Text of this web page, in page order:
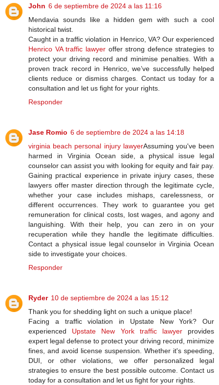
John 6 de septiembre de 2024 a las 11:16
Mendavia sounds like a hidden gem with such a cool
historical twist.
Caught in a traffic violation in Henrico, VA? Our experienced
Henrico VA traffic lawyeroffer strong defence strategies to
protect your driving record and minimise penalties. With a
proven track record in Henrico, we’ve successfully helped
clients reduce or dismiss charges. Contact us today for a
consultation and let us fight for your rights.
Responder
Jase Romio 6 de septiembre de 2024 a las 14:18
virginia beach personal injury lawyerAssuming you've been
harmed in Virginia Ocean side, a physical issue legal
counselor can assist you with looking for equity and fair pay.
Gaining practical experience in private injury cases, these
lawyers offer master direction through the legitimate cycle,
whether your case includes mishaps, carelessness, or
different occurrences. They work to guarantee you get
remuneration for clinical costs, lost wages, and agony and
languishing. With their help, you can zero in on your
recuperation while they handle the legitimate difficulties.
Contact a physical issue legal counselor in Virginia Ocean
side to investigate your choices.
Responder
Ryder 10 de septiembre de 2024 a las 15:12
Thank you for shedding light on such a unique place!
Facing a traffic violation in Upstate New York? Our
experienced Upstate New York traffic lawyerprovides
expert legal defense to protect your driving record, minimize
fines, and avoid license suspension. Whether it's speeding,
DUI, or other violations, we offer personalized legal
strategies to ensure the best possible outcome. Contact us
today for a consultation and let us fight for your rights.